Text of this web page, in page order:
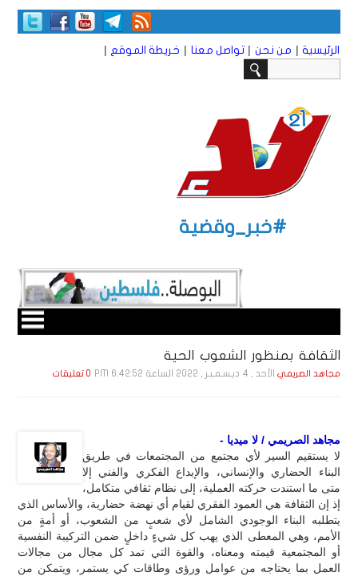
الرئيسية | من نحن | تواصل معنا | خريطة الموقع |
#خبر_وقضية
الثقافة بمنظور الشعوب الحية
مجاهد الصريمي الأحد , 4 ديـسـمـبـر , 2022 الساعة 6:42:52 PM 0 تعليقات
مجاهد الصريمي / لا ميديا -
لا يستقيم السير لأي مجتمع من المجتمعات في طريق
البناء الحضاري والإنساني، والإبداع الفكري والفني إلا
متى ما استندت حركته العملية، إلى نظام ثقافي متكامل،
إذ إن الثقافة هي العمود الفقري لقيام أي نهضة حضارية، والأساس الذي
يتطلبه البناء الوجودي الشامل لأي شعبٍ من الشعوب، أو أمةٍ من
الأمم، وهي المعطى الذي يهب كل شيءٍ داخلٍ ضمن التركيبة النفسية
أو المجتمعية قيمته ومعناه، والقوة التي تمد كل مجال من مجالات
العمل بما يحتاجه من عوامل ورؤى وطاقات كي يستمر، ويتمكن من